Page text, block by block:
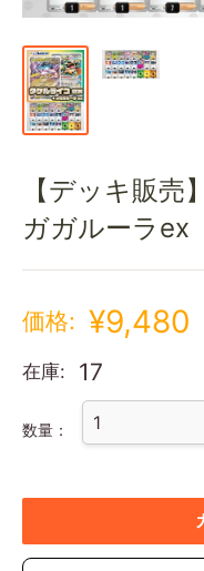
【デッキ販
ガガルーラex
価格: ¥9,480
在庫: 17
数量：